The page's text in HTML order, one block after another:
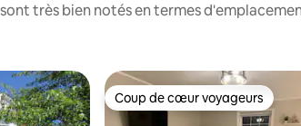
très bien notés en termes
Coup de cœur voyageurs
Coup de cœur voyageurs